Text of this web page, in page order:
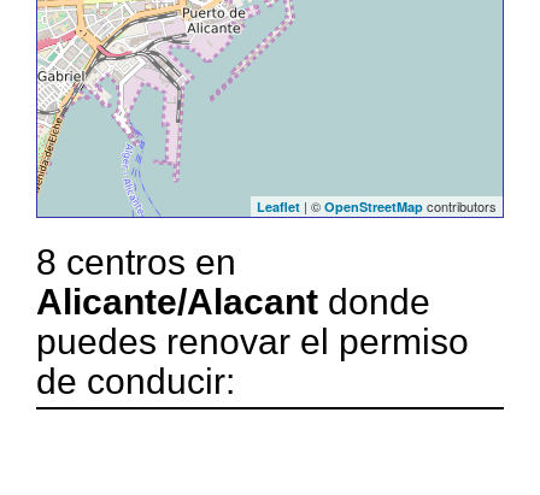
Leaflet | © OpenStreetMap contributors
8 centros en
Alicante/Alacant donde
puedes renovar el permiso
de conducir: